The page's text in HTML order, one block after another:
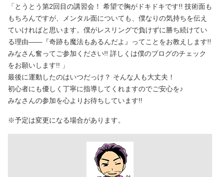
「とうとう第2回目の講習会！ 希望で胸がドキドキです!! 技術面も
もちろんですが、メンタル面についても、僕なりの気持ちを伝え
ていければと思います。僕がレスリングで負けずに勝ち続けてい
る理由――『奇跡も魔法もあるんだよ』ってことをお教えします!!
みなさん奮ってご参加ください!! 詳しくは僕のブログのチェック
をお願いします!! 」
最後に運動したのはいつだっけ？ そんな人も大丈夫！
初心者にも優しく丁寧に指導してくれますのでご安心を♪
みなさんの参加を心よりお待ちしています!!
※予定は変更になる場合があります。